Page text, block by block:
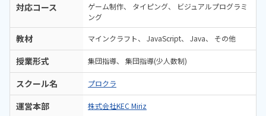
対応コース ゲーム制作 タイピング
ビジュアルプログラミ
ング
教材 マインクラフト JavaScript Java その他
授業形式 集団指導 集団指導(少人数制)
スクール名 プロクラ
運営本部 株式会社KEC Miriz